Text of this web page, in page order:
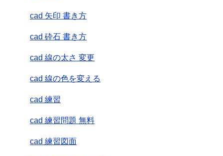
cad 矢印 書き方
cad 砕石 書き方
cad 線の太さ 変更
cad 線の色を変える
cad 練習
cad 練習問題 無料
cad 練習図面